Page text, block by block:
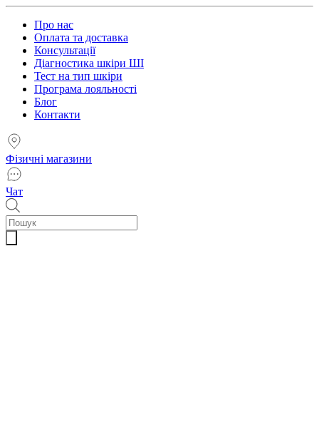
Про нас
Оплата та доставка
Консультації
Діагностика шкіри ШІ
Тест на тип шкіри
Програма лояльності
Блог
Контакти
Фізичні магазини
Чат
Пошук
товарів